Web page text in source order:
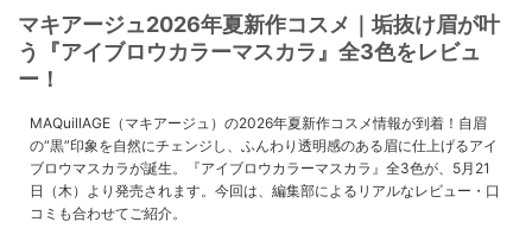
マキアージュ2026年夏新作コスメ｜垢抜け眉が叶
う『アイブロウカラーマスカラ』全3色をレビュ
ー！
MAQuillAGE（マキアージュ）の2026年夏新作コスメ情報が到着！自眉
の“黒”印象を自然にチェンジし、ふんわり透明感のある眉に仕上げるアイ
ブロウマスカラが誕生。『アイブロウカラーマスカラ』全3色が、5月21
日（木）より発売されます。今回は、編集部によるリアルなレビュー・口
コミも合わせてご紹介。